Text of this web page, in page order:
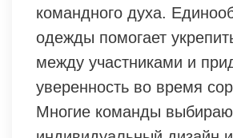
командного духа.
одежды помогает
между участниками и
уверенность во время
Многие команды